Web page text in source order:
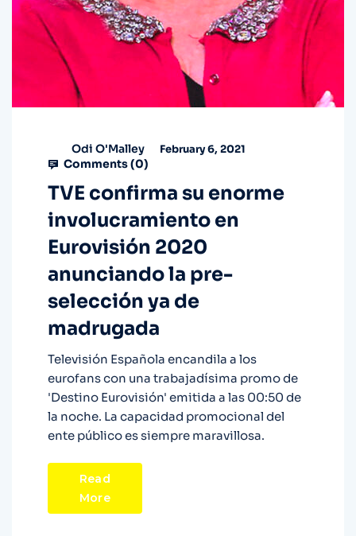
Odi O'Malley February 6, 2021
Comments (0)
TVE confirma su enorme
involucramiento en
Eurovisión 2020
anunciando la pre-
selección ya de
madrugada
Televisión Española encandila a los
eurofans con una trabajadísima promo de
'Destino Eurovisión' emitida a las 00:50 de
la noche. La capacidad promocional del
ente público es siempre maravillosa.
Read
More